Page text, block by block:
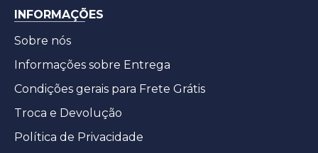
INFORMAÇÕES
Sobre nós
Informações sobre Entrega
Condições gerais para Frete Grátis
Troca e Devolução
Política de Privacidade